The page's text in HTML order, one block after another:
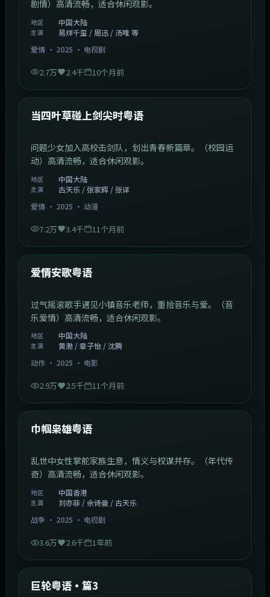
剧情）高清流畅，适合休闲观影。
地区 中国大陆
主演
易烊千玺 / 周迅 / 汤唯 等
爱情· 2025 · 电视剧
2.7万 2.4千 10个月前
最新
当四叶草碰上剑尖时粤语
问题少女加入高校击剑队，划出青春新篇章。（校园运
动）高清流畅，适合休闲观影。
地区 中国大陆
主演
古天乐 / 张家辉 / 张译
爱情· 2025 · 动漫
7.2万 3.4千 11个月前
最新
爱情安歌粤语
过气摇滚歌手遇见小镇音乐老师，重拾音乐与爱。（音
乐爱情）高清流畅，适合休闲观影。
地区 中国大陆
主演
黄渤 / 章子怡 / 沈腾
动作· 2025 · 电影
2.9万 2.5千 11个月前
最新
巾帼枭雄粤语
乱世中女性掌舵家族生意，情义与权谋并存。（年代传
奇）高清流畅，适合休闲观影。
地区 中国香港
主演
刘亦菲 / 佘诗曼 / 古天乐
战争 · 2025 · 电视剧
3.6万 2.6千 1年前
最新
巨轮粤语·篇3